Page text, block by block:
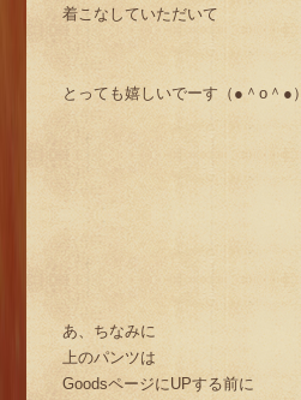
着こなしていただいて
とっても嬉しいでーす（●＾o＾●）
あ、ちなみに
上のパンツは
GoodsページにUPする前に